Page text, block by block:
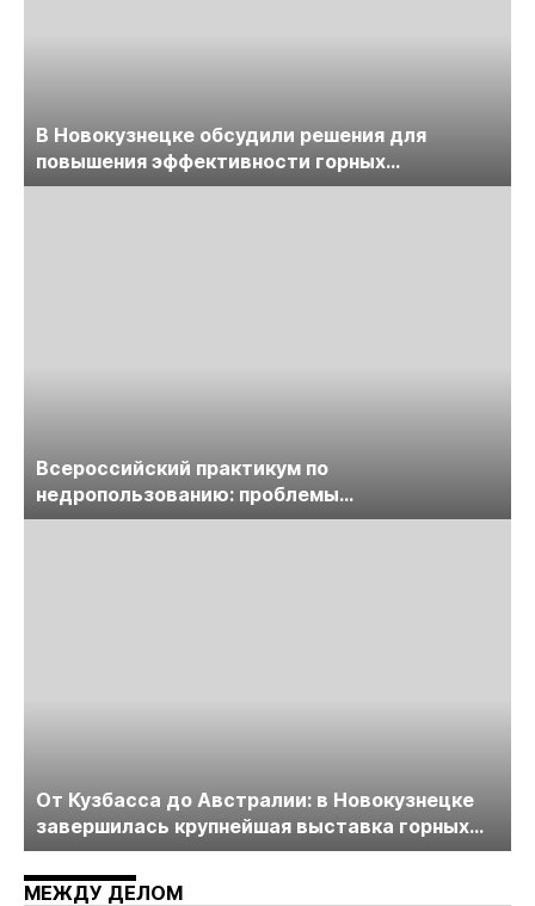
В Новокузнецке обсудили решения для
повышения эффективности горных
предприятий
Всероссийский практикум по
недропользованию: проблемы
лицензирования, цифровизации, экспертизы
От Кузбасса до Австралии: в Новокузнецке
завершилась крупнейшая выставка горных
технологий «Недра России. Уголь России и
Майнинг»
МЕЖДУ ДЕЛОМ